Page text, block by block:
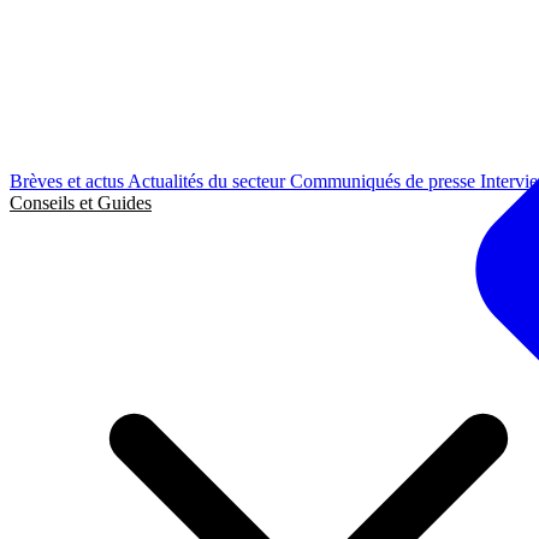
Brèves et actus Actualités du secteurCommuniqués de presse
Conseils et Guides